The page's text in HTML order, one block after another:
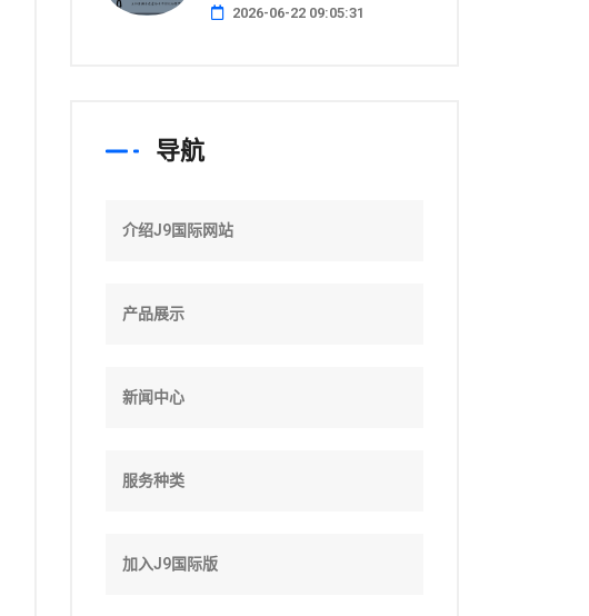
2026-06-22 09:05:31
导航
介绍J9国际网站
产品展示
新闻中心
服务种类
加入J9国际版